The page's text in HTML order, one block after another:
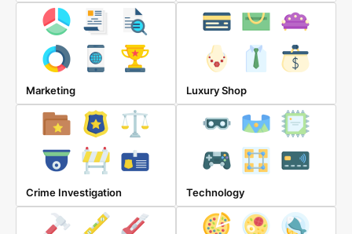
Marketing Luxury Shop
Crime Investigation Technology